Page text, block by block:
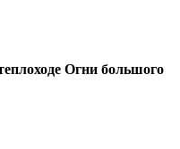
Огни большого